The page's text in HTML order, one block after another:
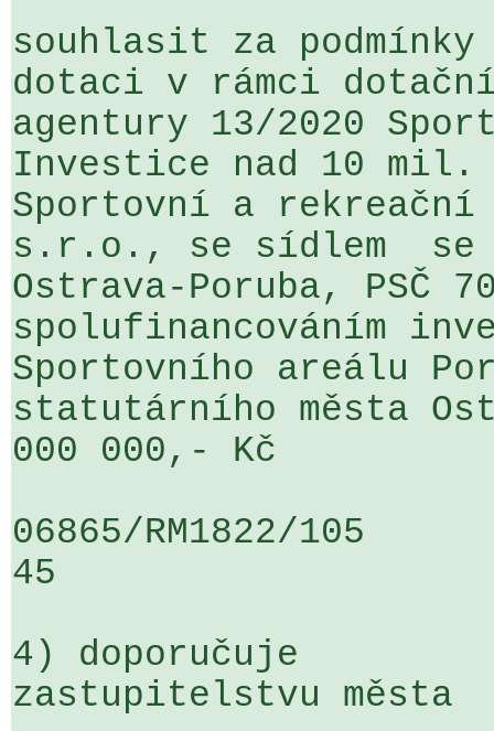
souhlasit za
dotaci v rámci
agentury 13/2020
Investice nad 10 mil.
Sportovní a
s.r.o., se sídlem  se
Ostrava-Poruba, PSČ
spolufinancováním
Sportovního areálu
statutárního města
000 000,- Kč
06865/RM1822/
45
4) doporučuje
zastupitelstvu města